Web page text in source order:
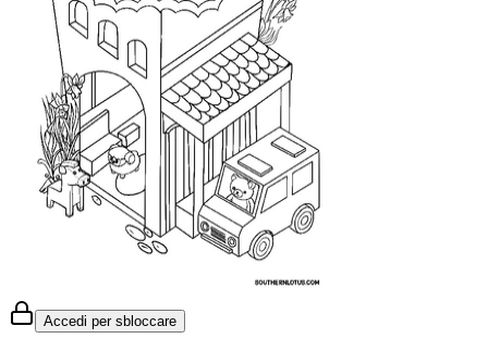
Accedi per sbloccare